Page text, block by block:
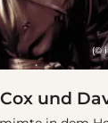
(©
und